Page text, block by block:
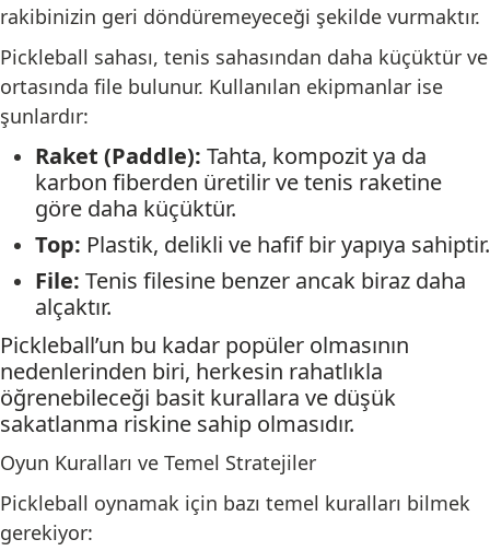
rakibinizin geri döndüremeyeceği şekilde vurmaktır.
Pickleball sahası, tenis sahasından daha küçüktür ve
ortasında file bulunur. Kullanılan ekipmanlar ise
şunlardır:
Raket (Paddle): Tahta, kompozit ya da
karbon fiberden üretilir ve tenis raketine
göre daha küçüktür.
Top: Plastik, delikli ve hafif bir yapıya sahiptir.
File: Tenis filesine benzer ancak biraz daha
alçaktır.
Pickleball’un bu kadar popüler olmasının
nedenlerinden biri, herkesin rahatlıkla
öğrenebileceği basit kurallara ve düşük
sakatlanma riskine sahip olmasıdır.
Oyun Kuralları ve Temel Stratejiler
Pickleball oynamak için bazı temel kuralları bilmek
gerekiyor: